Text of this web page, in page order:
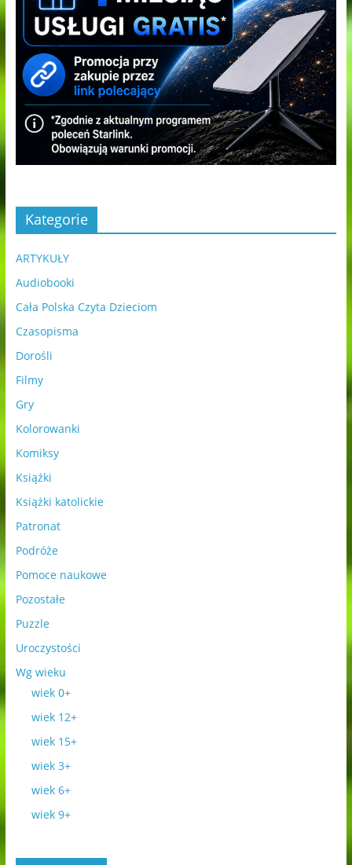
Kategorie
ARTYKUŁY
Audiobooki
Cała Polska Czyta Dzieciom
Czasopisma
Dorośli
Filmy
Gry
Kolorowanki
Komiksy
Książki
Książki katolickie
Patronat
Podróże
Pomoce naukowe
Pozostałe
Puzzle
Uroczystości
Wg wieku
wiek 0+
wiek 12+
wiek 15+
wiek 3+
wiek 6+
wiek 9+